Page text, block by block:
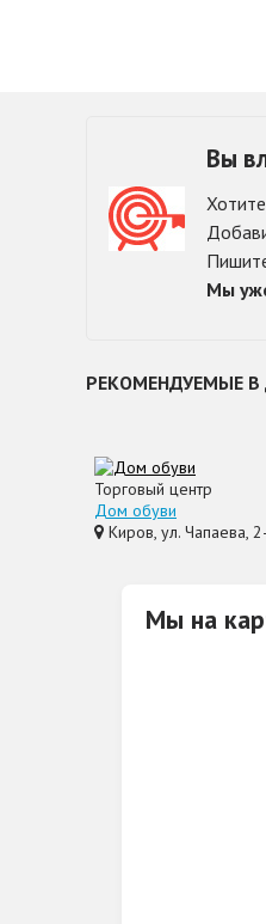
Вы
Мы
РЕКОМЕНДУЕМЫЕ
Торговый центр
Дом обуви
Киров, ул. Чапаева,
Мы на